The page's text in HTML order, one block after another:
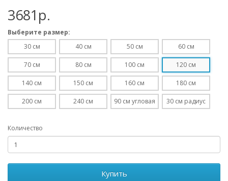
3681p.
Выберите размер:
30 см
40 см 50 см 60 см
70 см 80 см 100 см 120 см
140 см 150 см 160 см 180 см
200 см 240 см 90 см угловая 30 см радиус
Количество
Купить